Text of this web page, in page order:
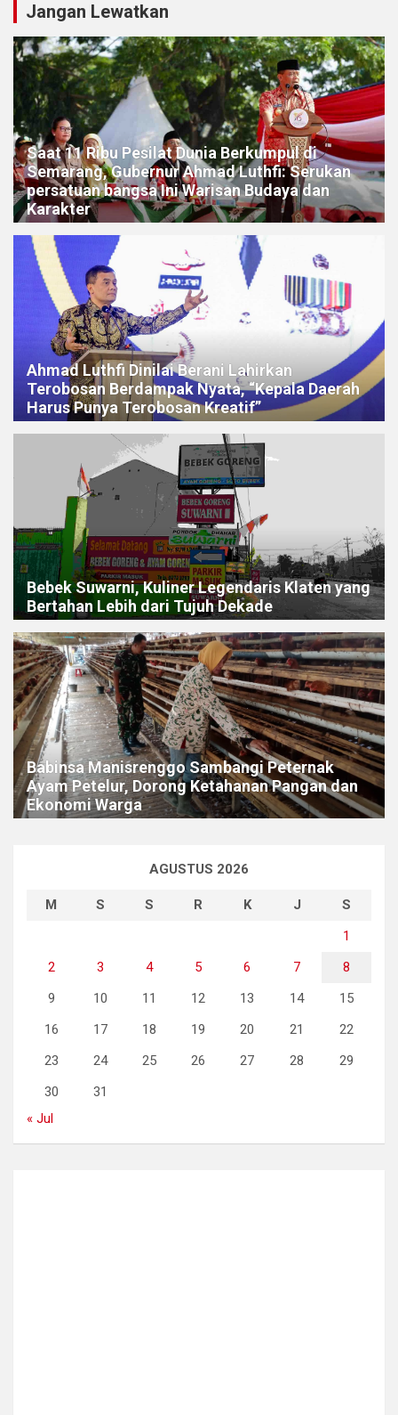
Jangan Lewatkan
Saat 11 Ribu Pesilat Dunia Berkumpul di
Semarang, Gubernur Ahmad Luthfi: Serukan
persatuan bangsa Ini Warisan Budaya dan
Karakter
Ahmad Luthfi Dinilai Berani Lahirkan
Terobosan Berdampak Nyata, “Kepala Daerah
Harus Punya Terobosan Kreatif”
Bebek Suwarni, Kuliner Legendaris Klaten yang
Bertahan Lebih dari Tujuh Dekade
Babinsa Manisrenggo Sambangi Peternak
Ayam Petelur, Dorong Ketahanan Pangan dan
Ekonomi Warga
AGUSTUS 2026
M S S R K J
S
1
2
3 4 5 6 7
8
9
10 11 12 13 14
15
16
17 18 19 20 21
22
23
24 25 26 27 28
29
30
31
« Jul